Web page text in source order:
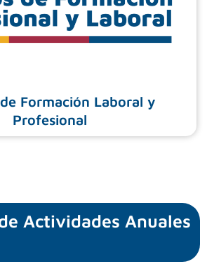
Formación Laboral y
Profesional
Actividades Anuales